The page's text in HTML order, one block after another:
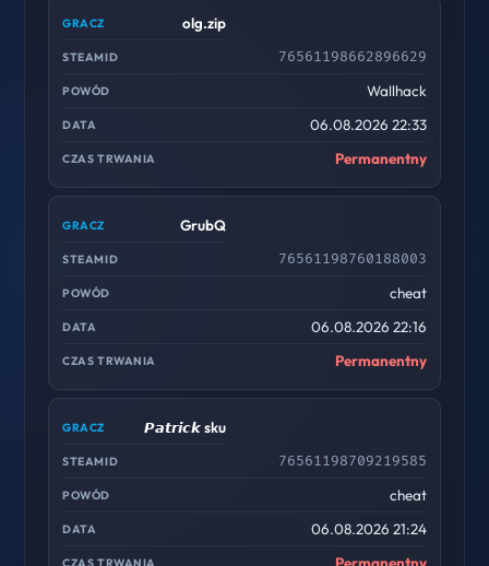
olg.zip
76561198662896629
Wallhack
06.08.2026 22:33
Permanentny
GrubQ
76561198760188003
cheat
06.08.2026 22:16
Permanentny
𝙋𝙖𝙩𝙧𝙞𝙘𝙠 sku
76561198709219585
cheat
06.08.2026 21:24